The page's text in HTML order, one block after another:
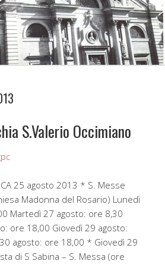
S.Valerio Occimiano
25 agosto 2013 * S. Messe
Madonna del Rosario) Lunedì
Martedì 27 agosto: ore 8,30
ore 18,00 Giovedì 29 agosto:
agosto: ore 18,00 * Giovedì 29
di S Sabina – S. Messa (ore